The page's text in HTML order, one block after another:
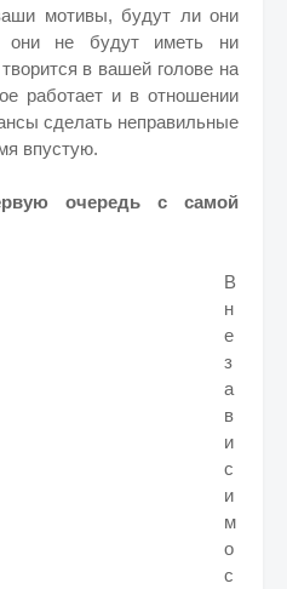
мотивы, будут ли они
они не будут иметь ни
в вашей голове на
работает и в отношении
сделать неправильные
впустую.
очередь с самой
В
н
е
з
а
в
и
с
и
м
о
с